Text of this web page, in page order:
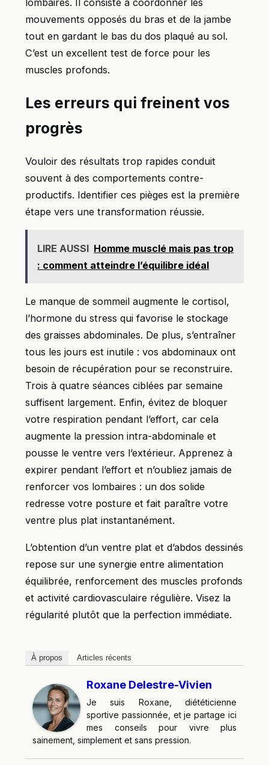
mouvements opposés du bras et de la jambe
tout en gardant le bas du dos plaqué au sol.
C’est un excellent test de force pour les
muscles profonds.
Les erreurs qui freinent vos
progrès
Vouloir des résultats trop rapides conduit
souvent à des comportements contre-
productifs. Identifier ces pièges est la première
étape vers une transformation réussie.
LIRE AUSSI Homme musclé mais pas trop
: comment atteindre l’équilibre idéal
Le manque de sommeil augmente le cortisol,
l’hormone du stress qui favorise le stockage
des graisses abdominales. De plus, s’entraîner
tous les jours est inutile : vos abdominaux ont
besoin de récupération pour se reconstruire.
Trois à quatre séances ciblées par semaine
suffisent largement. Enfin, évitez de bloquer
votre respiration pendant l’effort, car cela
augmente la pression intra-abdominale et
pousse le ventre vers l’extérieur. Apprenez à
expirer pendant l’effort et n’oubliez jamais de
renforcer vos lombaires : un dos solide
redresse votre posture et fait paraître votre
ventre plus plat instantanément.
L’obtention d’un ventre plat et d’abdos dessinés
repose sur une synergie entre alimentation
équilibrée, renforcement des muscles profonds
et activité cardiovasculaire régulière. Visez la
régularité plutôt que la perfection immédiate.
À propos Articles récents
Roxane Delestre-Vivien
Je suis Roxane, diététicienne
sportive passionnée, et je partage ici
mes conseils pour vivre plus
sainement, simplement et sans pression.